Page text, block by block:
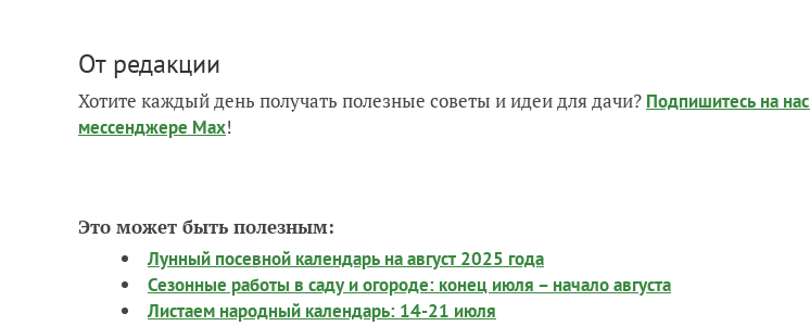
От редакции
Хотите каждый день получать полезные советы и идеи для дачи? Подпишитесь на нас
мессенджере Max!
Это может быть полезным:
Лунный посевной календарь на август 2025 года
Сезонные работы в саду и огороде: конец июля – начало августа
Листаем народный календарь: 14-21 июля